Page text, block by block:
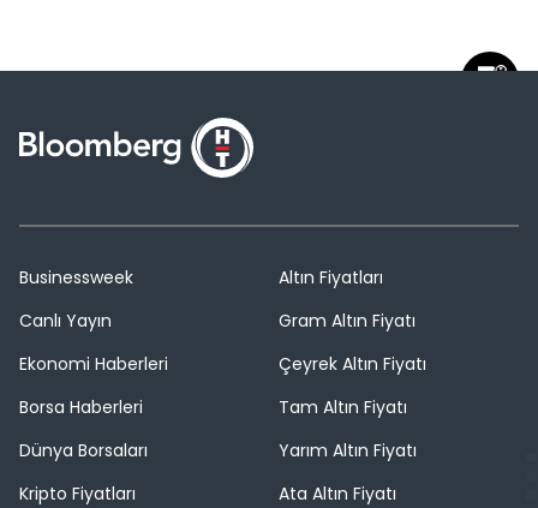
Businessweek
Canlı Yayın
Ekonomi Haberleri
Borsa Haberleri
Dünya Borsaları
Kripto Fiyatları
Altın Fiyatları
Gram Altın Fiyatı
Çeyrek Altın Fiyatı
Tam Altın Fiyatı
Yarım Altın Fiyatı
Ata Altın Fiyatı